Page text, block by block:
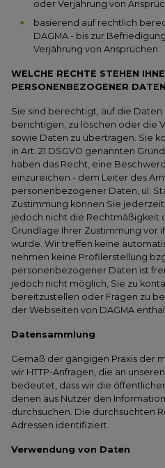
oder Verjährung von
basierend auf rechtlich
DAGMA - bis zur
Verjährung von Ansprüchen
WELCHE RECHTE STEHEN
PERSONENBEZOGENER
Sie sind berechtigt, auf die Daten
berichtigen, zu löschen oder die
sowie Daten zu übertragen. Sie
in Art. 21 DSGVO genannten
haben das Recht, eine
einzureichen - dem Leiter des
personenbezogener Daten, ul.
Zustimmung können Sie
jedoch nicht die Rechtmäßigkeit
Grundlage Ihrer Zustimmung vor
wurde. Wir treffen keine
nehmen keine Profilerstellung
personenbezogener Daten ist
jedoch nicht möglich, Sie zu
bereitzustellen oder Fragen zu
der Webseiten von DAGMA
Datensammlung
Gemäß der gängigen Praxis der
wir HTTP-Anfragen, die an
bedeutet, dass wir die
denen aus Nutzer den
durchsuchen. Die durchsuchten
Adressen identifiziert.
Verwendung von Daten